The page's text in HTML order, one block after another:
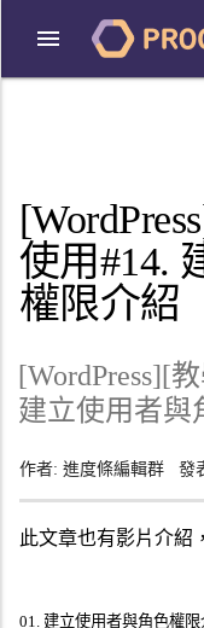
使用#14.
權限介紹
[WordPress][
建立使用者與
作者: 進度條編輯群 發
此文章也有影片介紹
01. 建立使用者與角色權限